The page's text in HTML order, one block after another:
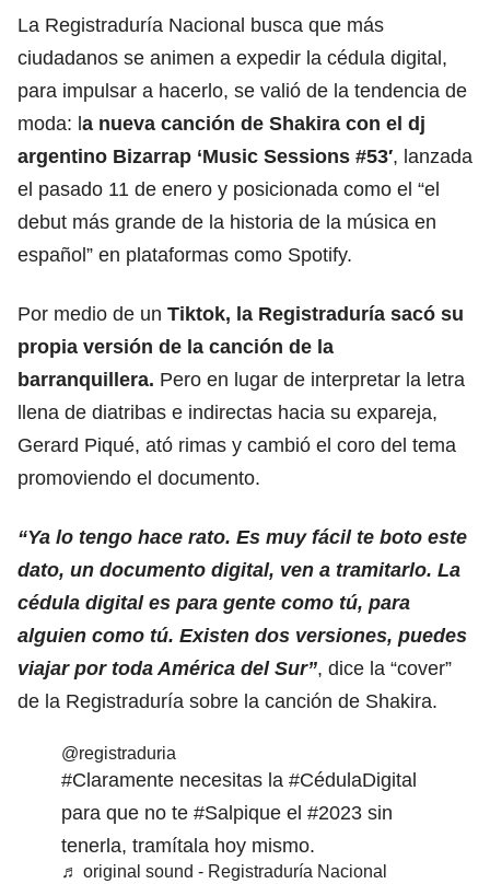
La Registraduría Nacional busca que más
ciudadanos se animen a expedir la cédula digital,
para impulsar a hacerlo, se valió de la tendencia de
moda: la nueva canción de Shakira con el dj
argentino Bizarrap ‘Music Sessions #53′, lanzada
el pasado 11 de enero y posicionada como el “el
debut más grande de la historia de la música en
español” en plataformas como Spotify.
Por medio de un Tiktok, la Registraduría sacó su
propia versión de la canción de la
barranquillera. Pero en lugar de interpretar la letra
llena de diatribas e indirectas hacia su expareja,
Gerard Piqué, ató rimas y cambió el coro del tema
promoviendo el documento.
“Ya lo tengo hace rato. Es muy fácil te boto este
dato, un documento digital, ven a tramitarlo. La
cédula digital es para gente como tú, para
alguien como tú. Existen dos versiones, puedes
viajar por toda América del Sur”, dice la “cover”
de la Registraduría sobre la canción de Shakira.
@registraduria
#Claramente necesitas la #CédulaDigital
para que no te #Salpique el #2023 sin
tenerla, tramítala hoy mismo.
♬ original sound - Registraduría Nacional